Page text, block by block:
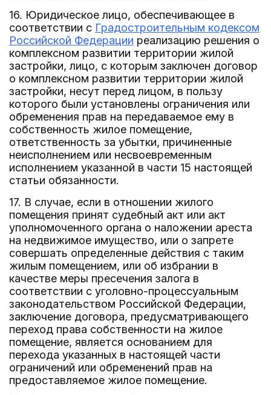
16. Юридическое лицо, обеспечивающее в
соответствии с Градостроительным кодексом
Российской Федерации реализацию решения о
комплексном развитии территории жилой
застройки, лицо, с которым заключен договор
о комплексном развитии территории жилой
застройки, несут перед лицом, в пользу
которого были установлены ограничения или
обременения прав на передаваемое ему в
собственность жилое помещение,
ответственность за убытки, причиненные
неисполнением или несвоевременным
исполнением указанной в части 15 настоящей
статьи обязанности.
17. В случае, если в отношении жилого
помещения принят судебный акт или акт
уполномоченного органа о наложении ареста
на недвижимое имущество, или о запрете
совершать определенные действия с таким
жилым помещением, или об избрании в
качестве меры пресечения залога в
соответствии с уголовно-процессуальным
законодательством Российской Федерации,
заключение договора, предусматривающего
переход права собственности на жилое
помещение, является основанием для
перехода указанных в настоящей части
ограничений или обременений прав на
предоставляемое жилое помещение.